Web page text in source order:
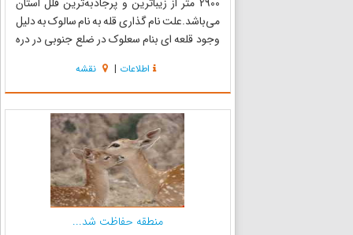
2900 متر از زیباترین و پرجاذبه‌ترین قلل استان
می‌باشد.علت نام گذاری قله به نام سالوک به دلیل
وجود قلعه ای بنام سعلوک در ضلع جنوبی در دره
آبشارهای زیبا و دیدنی و دیواره‌های بلند و ظبیعت
سرسبز و نه...
اطلاعات | نقشه
منطقه حفاظت شد...